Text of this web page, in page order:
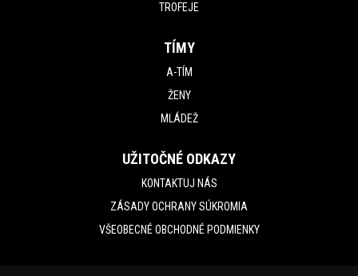
TROFEJE
TÍMY
A-TÍM
ŽENY
MLÁDEŽ
UŽITOČNÉ ODKAZY
KONTAKTUJ NÁS
ZÁSADY OCHRANY SÚKROMIA
VŠEOBECNÉ OBCHODNÉ PODMIENKY